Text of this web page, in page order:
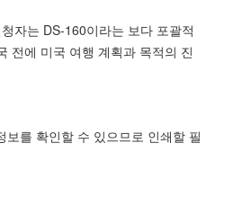
자는 DS-160이라는 보다 포괄적
전에 미국 여행 계획과 목적의 진
를 확인할 수 있으므로 인쇄할 필